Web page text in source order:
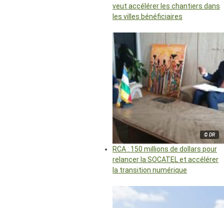
veut accélérer les chantiers dans
les villes bénéficiaires
© DR
RCA : 150 millions de dollars pour
relancer la SOCATEL et accélérer
la transition numérique